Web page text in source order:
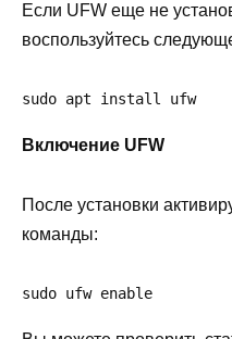
Если UFW еще не
воспользуйтесь
sudo apt install ufw
Включение UFW
После установки
команды:
sudo ufw enable